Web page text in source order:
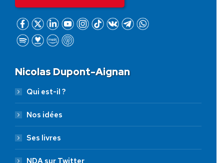
Nicolas Dupont-Aignan
Qui est-il ?
Nos idées
Ses livres
NDA sur Twitter